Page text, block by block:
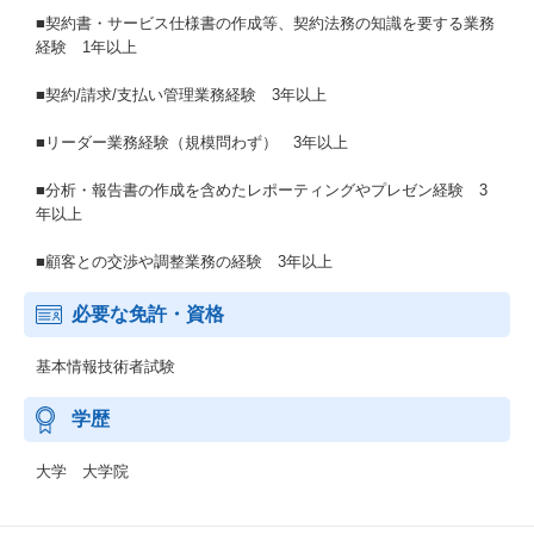
■契約書・サービス仕様書の作成等、契約法務の知識を要する業務
経験 1年以上
■契約/請求/支払い管理業務経験 3年以上
■リーダー業務経験（規模問わず） 3年以上
■分析・報告書の作成を含めたレポーティングやプレゼン経験 3
年以上
■顧客との交渉や調整業務の経験 3年以上
必要な免許・資格
基本情報技術者試験
学歴
大学 大学院